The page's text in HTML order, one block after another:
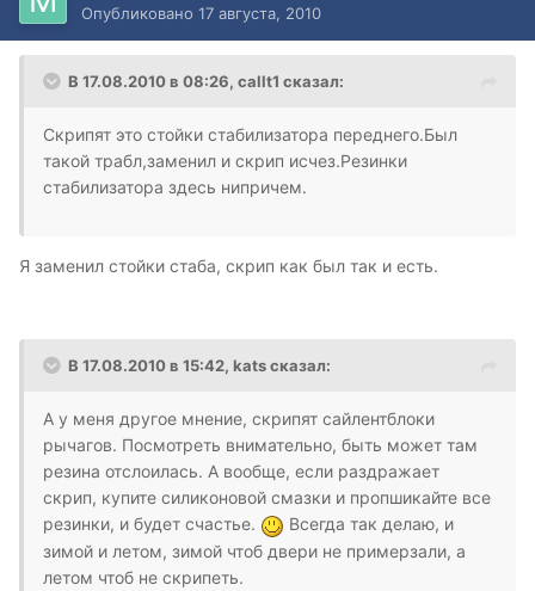
Опубликовано 17 августа, 2010
В 17.08.2010 в 08:26, callt1 сказал:
Скрипят это стойки стабилизатора переднего.Был
такой трабл,заменил и скрип исчез.Резинки
стабилизатора здесь нипричем.
Я заменил стойки стаба, скрип как был так и есть.
В 17.08.2010 в 15:42, kats сказал:
А у меня другое мнение, скрипят сайлентблоки
рычагов. Посмотреть внимательно, быть может там
резина отслоилась. А вообще, если раздражает
скрип, купите силиконовой смазки и пропшикайте все
резинки, и будет счастье.
Всегда так делаю, и
зимой и летом, зимой чтоб двери не примерзали, а
летом чтоб не скрипеть.